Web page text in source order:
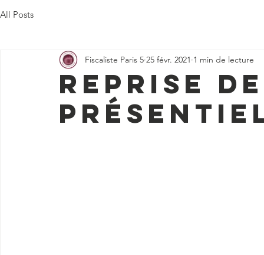
All Posts
Reprise
Fiscaliste Paris 5 25 févr. 2021 1 min de lecture